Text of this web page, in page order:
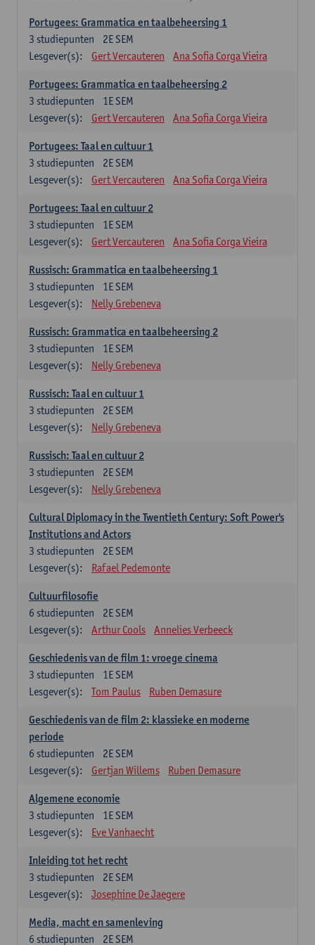
Portugees: Grammatica en taalbeheersing 1
2E SEM
3 studiepunten
Lesgever(s):
Gert Vercauteren Ana Sofia Corga Vieira
Portugees: Grammatica en taalbeheersing 2
1E SEM
3 studiepunten
Lesgever(s):
Gert Vercauteren Ana Sofia Corga Vieira
Portugees: Taal en cultuur 1
2E SEM
3 studiepunten
Lesgever(s):
Gert Vercauteren Ana Sofia Corga Vieira
Portugees: Taal en cultuur 2
1E SEM
3 studiepunten
Lesgever(s):
Gert Vercauteren Ana Sofia Corga Vieira
Russisch: Grammatica en taalbeheersing 1
1E SEM
3 studiepunten
Lesgever(s):
Nelly Grebeneva
Russisch: Grammatica en taalbeheersing 2
1E SEM
3 studiepunten
Lesgever(s):
Nelly Grebeneva
Russisch: Taal en cultuur 1
2E SEM
3 studiepunten
Lesgever(s):
Nelly Grebeneva
Russisch: Taal en cultuur 2
2E SEM
3 studiepunten
Lesgever(s):
Nelly Grebeneva
Cultural Diplomacy in the Twentieth Century: Soft Power's
Institutions and Actors
2E SEM
3 studiepunten
Lesgever(s):
Rafael Pedemonte
Cultuurfilosofie
2E SEM
6 studiepunten
Lesgever(s):
Arthur Cools Annelies Verbeeck
Geschiedenis van de film 1: vroege cinema
1E SEM
3 studiepunten
Lesgever(s):
Tom Paulus Ruben Demasure
Geschiedenis van de film 2: klassieke en moderne
periode
2E SEM
6 studiepunten
Lesgever(s):
Gertjan Willems Ruben Demasure
Algemene economie
1E SEM
3 studiepunten
Lesgever(s):
Eve Vanhaecht
Inleiding tot het recht
2E SEM
3 studiepunten
Lesgever(s):
Josephine De Jaegere
Media, macht en samenleving
2E SEM
6 studiepunten